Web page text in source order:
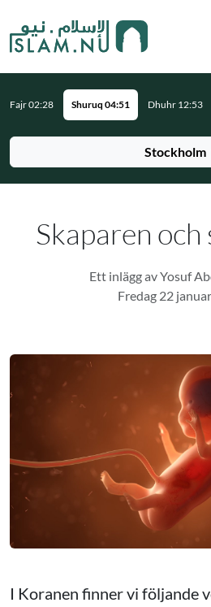
Stockholm
Fajr 02:28 Shuruq 04:51 Dhuhr 12:53
Skaparen och
Ett inlägg av Yosuf
Fredag 22
I Koranen finner vi följande